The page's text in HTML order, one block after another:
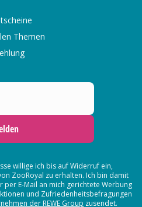
Themen
willige ich bis auf Widerruf ein,
ZooRoyal zu erhalten. Ich bin damit
E-Mail an mich gerichtete Werbung
und Zufriedenheitsbefragungen
der REWE Group zusendet.